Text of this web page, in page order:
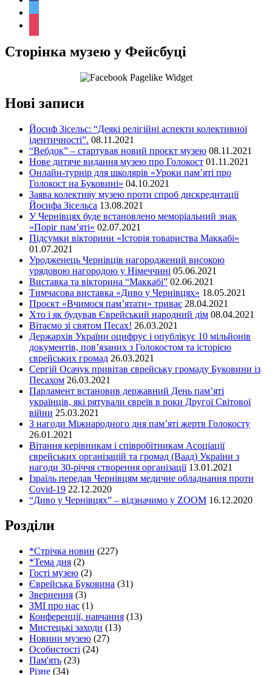
Сторінка музею у Фейсбуці
Нові записи
Йосиф Зісельс: “Деякі релігійні аспекти колективної
ідентичності”. 08.11.2021
“Вебдок” – стартував новий проєкт музею 08.11.2021
Нове дитяче видання музею про Голокост 01.11.2021
Онлайн-турнір для школярів «Уроки пам’яті про
Голокост на Буковині» 04.10.2021
Заява колективу музею проти спроб дискредитації
Йосифа Зісельса 13.08.2021
У Чернівцях буде встановлено меморіальний знак
«Поріг пам’яті» 02.07.2021
Підсумки вікторини «Історія товариства Маккабі»
01.07.2021
Уродженець Чернівців нагороджений високою
урядовою нагородою у Німеччині 05.06.2021
Виставка та вікторина “Маккабі” 02.06.2021
Тимчасова виставка «Диво у Чернівцях» 18.05.2021
Проєкт «Вчимося пам’ятати» триває 28.04.2021
Хто і як будував Єврейський народний дім 08.04.2021
Вітаємо зі святом Песах! 26.03.2021
Держархів України оцифрує і опублікує 10 мільйонів
документів, пов’язаних з Голокостом та історією
єврейських громад 26.03.2021
Сергій Осачук привітав єврейську громаду Буковини із
Песахом 26.03.2021
Парламент встановив державний День пам’яті
українців, які рятували євреїв в роки Другої Світової
війни 25.03.2021
З нагоди Міжнародного дня пам’яті жертв Голокосту
26.01.2021
Вітання керівникам і співробітникам Асоціації
єврейських організацій та громад (Ваад) України з
нагоди 30-річчя створення організації 13.01.2021
Ізраїль передав Чернівцям медичне обладнання проти
Covid-19 22.12.2020
“Диво у Чернівцях” – відзначимо у ZOOM 16.12.2020
Розділи
*Стрічка новин (227)
*Тема дня (2)
Гості музею (2)
Єврейська Буковина (31)
Звернення (3)
ЗМІ про нас (1)
Конференції, навчання (13)
Мистецькі заходи (13)
Новини музею (27)
Особистості (24)
Пам'ять (23)
Різне (34)